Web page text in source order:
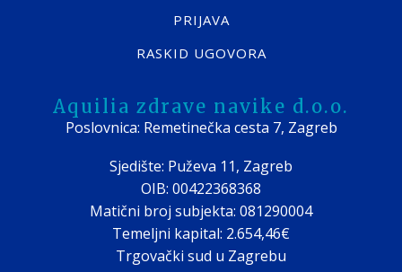
PRIJAVA
RASKID UGOVORA
Aquilia zdrave navike d.o.o.
Poslovnica: Remetinečka cesta 7, Zagreb
Sjedište: Puževa 11, Zagreb
OIB: 00422368368
Matični broj subjekta: 081290004
Temeljni kapital: 2.654,46€
Trgovački sud u Zagrebu